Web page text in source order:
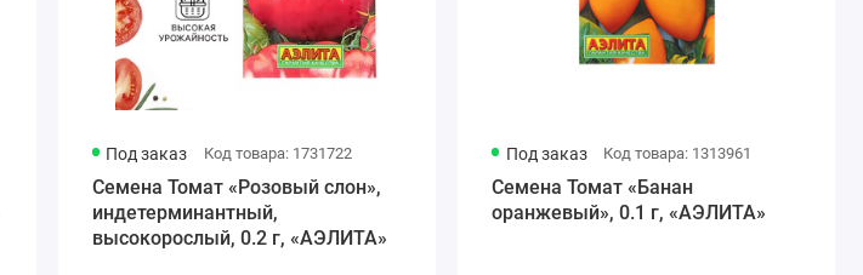
Под заказ Код товара: 1731722
Семена Томат «Розовый слон»,
индетерминантный,
высокорослый, 0.2 г, «АЭЛИТА»
Под заказ Код товара: 1313961
Семена Томат «Банан
оранжевый», 0.1 г, «АЭЛИТА»